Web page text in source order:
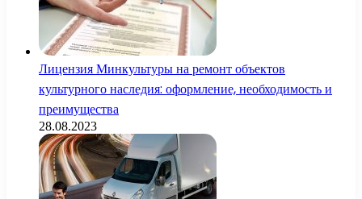
Лицензия Минкультуры на ремонт объектов
культурного наследия: оформление, необходимость и
преимущества
28.08.2023